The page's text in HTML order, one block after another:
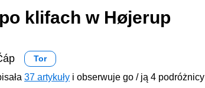
klifach w Højerup
Tor
37 artykuły i obserwuje go / ją 4 podróżnicy